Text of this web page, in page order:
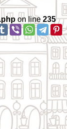
on line235